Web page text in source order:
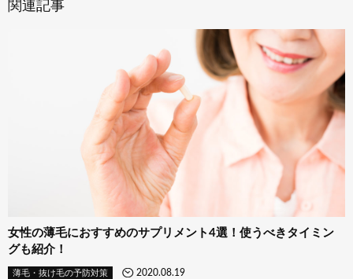
女性の薄毛におすすめのサプリメント4選！使うべきタイミン
グも紹介！
薄毛・抜け毛の予防対策 2020.08.19